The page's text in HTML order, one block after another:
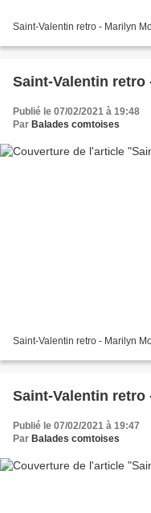
Saint-Valentin retro - Marilyn
Saint-Valentin retro
Publié le 07/02/2021 à 19:48
Par Balades comtoises
Saint-Valentin retro - Marilyn
Saint-Valentin retro
Publié le 07/02/2021 à 19:47
Par Balades comtoises